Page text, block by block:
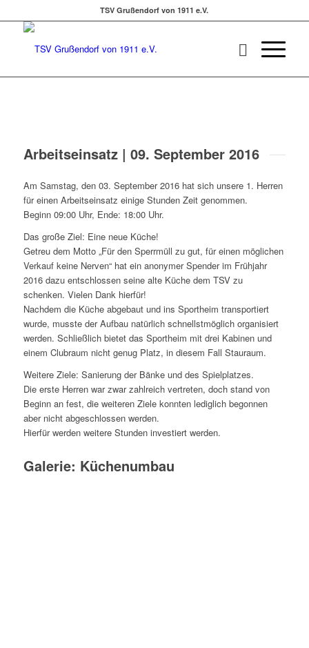
TSV Grußendorf von 1911 e.V.
Arbeitseinsatz | 09. September 2016
Am Samstag, den 03. September 2016 hat sich unsere 1. Herren
für einen Arbeitseinsatz einige Stunden Zeit genommen.
Beginn 09:00 Uhr, Ende: 18:00 Uhr.
Das große Ziel: Eine neue Küche!
Getreu dem Motto „Für den Sperrmüll zu gut, für einen möglichen
Verkauf keine Nerven“ hat ein anonymer Spender im Frühjahr
2016 dazu entschlossen seine alte Küche dem TSV zu
schenken. Vielen Dank hierfür!
Nachdem die Küche abgebaut und ins Sportheim transportiert
wurde, musste der Aufbau natürlich schnellstmöglich organisiert
werden. Schließlich bietet das Sportheim mit drei Kabinen und
einem Clubraum nicht genug Platz, in diesem Fall Stauraum.
Weitere Ziele: Sanierung der Bänke und des Spielplatzes.
Die erste Herren war zwar zahlreich vertreten, doch stand von
Beginn an fest, die weiteren Ziele konnten lediglich begonnen
aber nicht abgeschlossen werden.
Hierfür werden weitere Stunden investiert werden.
Galerie: Küchenumbau